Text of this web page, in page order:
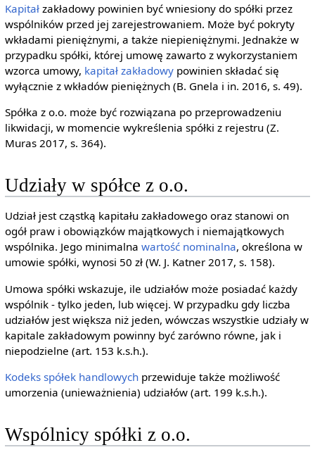
Kapitałzakładowy powinien być wniesiony do spółki przez
wspólników przed jej zarejestrowaniem. Może być pokryty
wkładami pieniężnymi, a także niepieniężnymi. Jednakże w
przypadku spółki, której umowę zawarto z wykorzystaniem
wzorca umowy, kapitał zakładowypowinien składać się
wyłącznie z wkładów pieniężnych (B. Gnela i in. 2016, s. 49).
Spółka z o.o. może być rozwiązana po przeprowadzeniu
likwidacji, w momencie wykreślenia spółki z rejestru (Z.
Muras 2017, s. 364).
Udziały w spółce z o.o.
Udział jest cząstką kapitału zakładowego oraz stanowi on
ogół praw i obowiązków majątkowych i niemajątkowych
wspólnika. Jego minimalna wartość nominalna, określona w
umowie spółki, wynosi 50 zł (W. J. Katner 2017, s. 158).
Umowa spółki wskazuje, ile udziałów może posiadać każdy
wspólnik - tylko jeden, lub więcej. W przypadku gdy liczba
udziałów jest większa niż jeden, wówczas wszystkie udziały w
kapitale zakładowym powinny być zarówno równe, jak i
niepodzielne (art. 153 k.s.h.).
Kodeks spółek handlowychprzewiduje także możliwość
umorzenia (unieważnienia) udziałów (art. 199 k.s.h.).
Wspólnicy spółki z o.o.